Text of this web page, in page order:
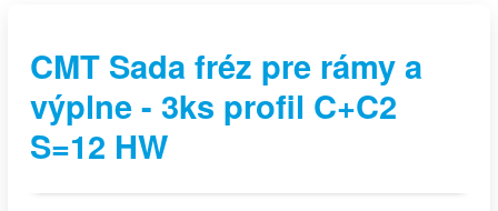
CMT Sada fréz pre rámy a
výplne - 3ks profil C+C2
S=12 HW